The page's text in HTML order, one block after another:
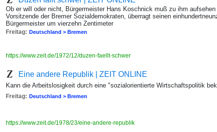
Ob er will oder nicht, Bürgermeister Hans Koschnick muß zu ihm
Vorsitzende der Bremer Sozialdemokraten, überragt seinen
Bürgermeister um vierzehn Zentimeter
Freitag: Deutschland > Bremen
https://www.zeit.de/1972/12/duzen-faellt-schwer
Eine andere Republik | ZEIT ONLINE
Kann die Arbeitslosigkeit durch eine "sozialorientierte Wirtschaftspolitik
Freitag: Deutschland > Bremen
https://www.zeit.de/1978/23/eine-andere-republik